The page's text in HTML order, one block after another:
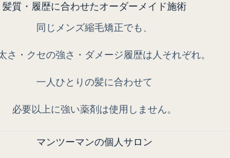
髪質・履歴に合わせたオーダーメイド施術
同じメンズ縮毛矯正でも、
さ・クセの強さ・ダメージ履歴は人それぞれ。
一人ひとりの髪に合わせて
必要以上に強い薬剤は使用しません。
マンツーマンの個人サロン